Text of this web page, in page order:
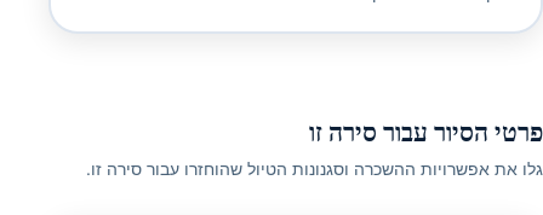
פרטי הסיור עבור סירה זו
גלו את אפשרויות ההשכרה וסגנונות הטיול שהוחזרו עבור סירה זו.